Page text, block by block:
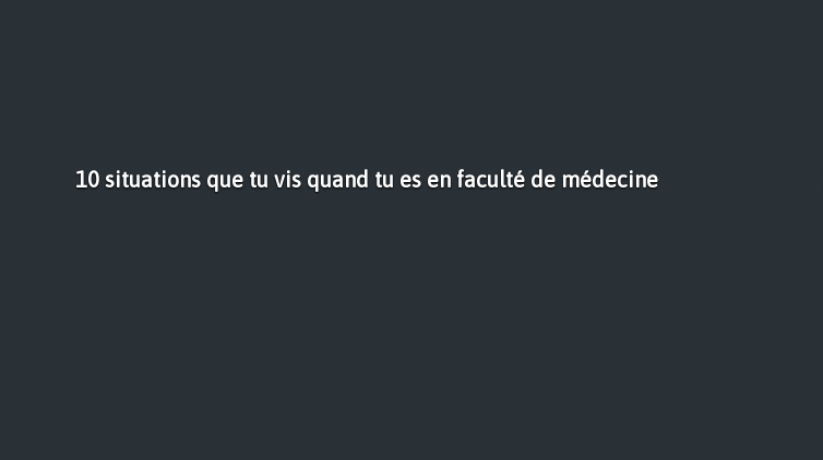
10 situations que tu vis quand tu es en faculté de médecine